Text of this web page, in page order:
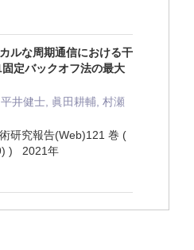
ルな周期通信における干
定バックオフ法の最大
井健士, 眞田耕輔, 村瀬
研究報告(Web)121 巻 (
) 2021年